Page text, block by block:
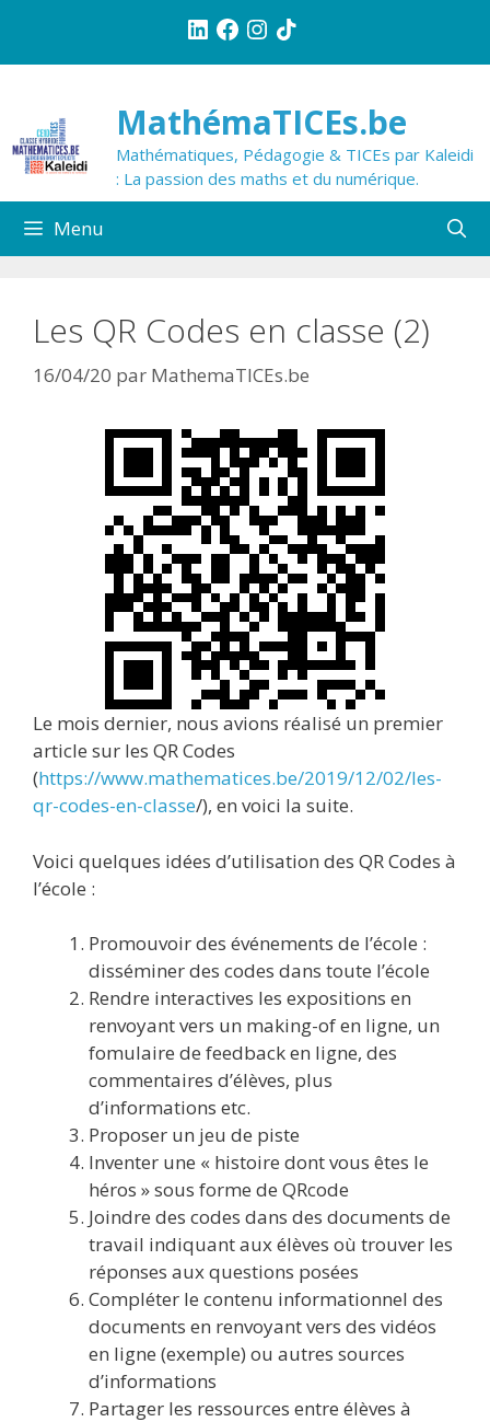
contenu
LinkedInFacebookInstagram
TikTok
MathémaTICEs.be
Mathématiques, Pédagogie & TICEs par Kaleidi
: La passion des maths et du numérique.
Menu
Les QR Codes en classe (2)
16/04/20 par MathemaTICEs.be
Le mois dernier, nous avions réalisé un premier
article sur les QR Codes
(https://www.mathematices.be/2019/12/02/les-
qr-codes-en-classe/), en voici la suite.
Voici quelques idées d’utilisation des QR Codes à
l’école :
Promouvoir des événements de l’école :
disséminer des codes dans toute l’école
Rendre interactives les expositions en
renvoyant vers un making-of en ligne, un
fomulaire de feedback en ligne, des
commentaires d’élèves, plus
d’informations etc.
Proposer un jeu de piste
Inventer une « histoire dont vous êtes le
héros » sous forme de QRcode
Joindre des codes dans des documents de
travail indiquant aux élèves où trouver les
réponses aux questions posées
Compléter le contenu informationnel des
documents en renvoyant vers des vidéos
en ligne (exemple) ou autres sources
d’informations
Partager les ressources entre élèves à